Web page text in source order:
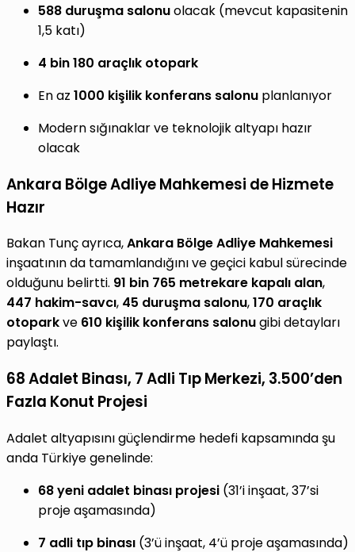
588 duruşma salonuolacak (mevcut kapasitenin
1,5 katı)
4 bin 180 araçlık otopark
En az 1000 kişilik konferans salonu planlanıyor
Modern sığınaklar ve teknolojik altyapı hazır
olacak
Ankara Bölge Adliye Mahkemesi de Hizmete
Hazır
Bakan Tunç ayrıca,Ankara Bölge Adliye Mahkemesi
inşaatının da tamamlandığını ve geçici kabul sürecinde
olduğunu belirtti. 91 bin 765 metrekare kapalı alan,
447 hakim-savcı, 45 duruşma salonu,170 araçlık
otoparkve 610 kişilik konferans salonugibi detayları
paylaştı.
68 Adalet Binası, 7 Adli Tıp Merkezi, 3.500’den
Fazla Konut Projesi
Adalet altyapısını güçlendirme hedefi kapsamında şu
anda Türkiye genelinde:
68 yeni adalet binası projesi (31’i inşaat, 37’si
proje aşamasında)
7 adli tıp binası (3’ü inşaat, 4’ü proje aşamasında)